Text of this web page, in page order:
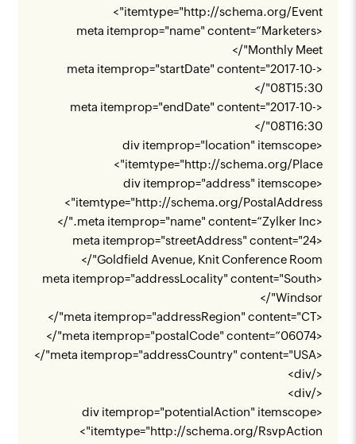
itemtype="http://schema.org/Event
">
<meta itemprop="name" content=“Marketers
Monthly Meet"/>
<meta itemprop="startDate" content="2017-10-
08T15:30"/>
<meta itemprop="endDate" content="2017-10-
08T16:30"/>
<div itemprop="location" itemscope
itemtype="http://schema.org/Place
">
<div itemprop="address" itemscope
itemtype="http://schema.org/PostalAddress
">
<meta itemprop="name" content=“Zylker Inc."/>
<meta itemprop="streetAddress" content="24
Goldfield Avenue, Knit Conference Room"/>
<meta itemprop="addressLocality" content="South
Windsor"/>
<meta itemprop="addressRegion" content="CT"/>
<meta itemprop="postalCode" content=“06074"/>
<meta itemprop="addressCountry" content="USA"/>
</div>
</div>
<div itemprop="potentialAction" itemscope
itemtype="http://schema.org/RsvpAction
">